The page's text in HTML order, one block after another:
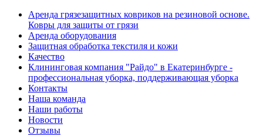
Аренда грязезащитных ковриков на резиновой основе.
Ковры для защиты от грязи
Аренда оборудования
Защитная обработка текстиля и кожи
Качество
Клининговая компания "Райдо" в Екатеринбурге -
профессиональная уборка, поддерживающая уборка
Контакты
Наша команда
Наши работы
Новости
Отзывы